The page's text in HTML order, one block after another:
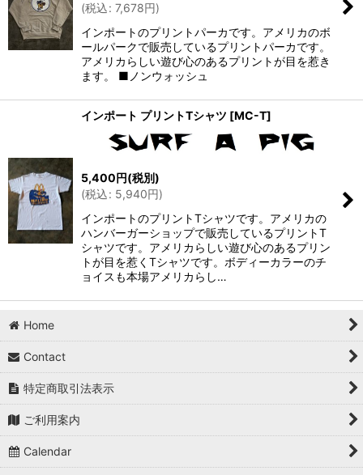
(税込: 7,678円)
インポートのプリントパーカです。アメリカのボ
ールパークで販売しているプリントパーカです。
アメリカらしい遊び心のあるプリントが目を惹き
ます。 ■ノンウォッシュ
インポート プリントTシャツ [MC-T]
5,400円(税別)
(税込: 5,940円)
インポートのプリントTシャツです。アメリカの
ハンバーガーショップで販売しているプリントT
シャツです。アメリカらしい遊び心のあるプリン
トが目を惹くTシャツです。ボディーカラーのチ
ョイスも本場アメリカらし…
Home
Contact
特定商取引法表示
ご利用案内
Calendar